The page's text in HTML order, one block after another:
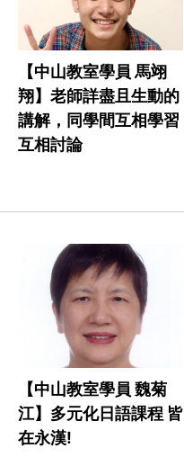
【中山教室學員 馬翊
翔】老師詳盡且生動的
講解，同學間互相學習
互相討論
【中山教室學員 魏菊
江】多元化日語課程 皆
在永漢!